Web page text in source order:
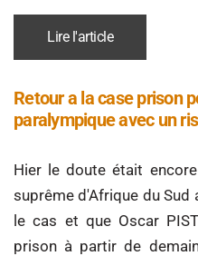
Lire l'article
Retour a la case prison
paralympique avec un
Hier le doute était
suprême d'Afrique du Sud
le cas et que Oscar
prison à partir de